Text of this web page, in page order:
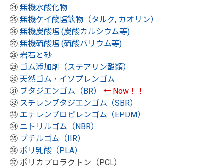
㉔ 無機水酸化物
㉕ 無機ケイ酸塩鉱物（タルク, カオリン）
㉖ 無機炭酸塩 (炭酸カルシウム等)
㉗ 無機硫酸塩 (硫酸バリウム等)
㉘ 岩石と砂
㉙ ゴム添加剤（ステアリン酸類）
㉚ 天然ゴム・イソプレンゴム
㉛ ブタジエンゴム（BR）
← Now！！
㉜ スチレンブタジエンゴム（SBR）
㉝ エチレンプロピレンゴム（EPDM）
㉞ ニトリルゴム（NBR）
㉟ ブチルゴム（IIR）
㊱ ポリ乳酸（PLA）
㊲ ポリカプロラクトン（PCL）